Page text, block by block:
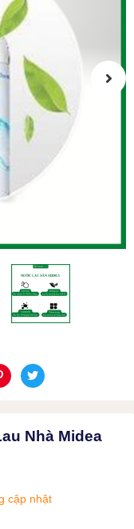
Nhà Midea
cập nhật